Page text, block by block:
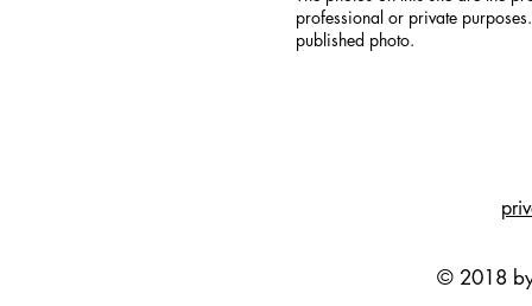
professional or private
published photo.
© 2018